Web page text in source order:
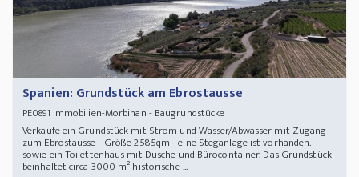
Spanien: Grundstück am Ebrostausse
PE0891 Immobilien-Morbihan - Baugrundstücke
Verkaufe ein Grundstück mit Strom und Wasser/Abwasser mit Zugang
zum Ebrostausse - Größe 2585qm - eine Steganlage ist vorhanden.
sowie ein Toilettenhaus mit Dusche und Bürocontainer. Das Grundstück
beinhaltet circa 3000 m² historische ...